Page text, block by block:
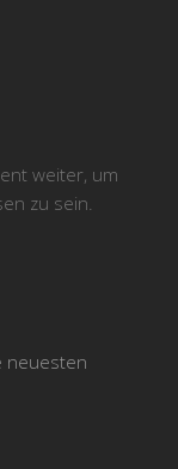
weiter, um
zu sein.
neuesten